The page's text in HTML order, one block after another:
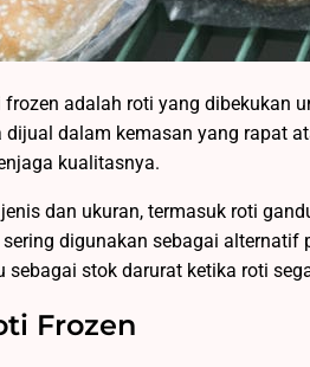
adalah roti yang dibekukan
dalam kemasan yang rapat
kualitasnya.
dan ukuran, termasuk roti
digunakan sebagai
stok darurat ketika roti
Frozen